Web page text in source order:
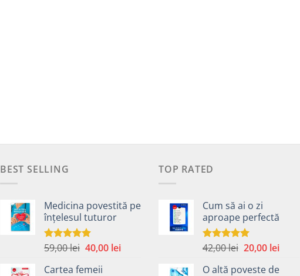
BEST SELLING
Medicina povestită pe
înțelesul tuturor
Evaluat la
59,00lei Prețul
a
40,00 leiPrețul
Cartea femeii
TOP RATED
Cum să ai o zi
aproape perfectă
Evaluat la
42,00lei Prețul
a
20,00 leiPrețul
este:
O altă poveste de